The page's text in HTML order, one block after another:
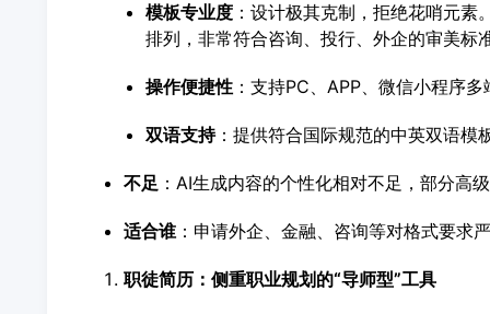
模板专业度：设计极其克制，拒绝花哨元素
排列，非常符合咨询、投行、外企的审美标
操作便捷性：支持PC、APP、微信小程序
双语支持：提供符合国际规范的中英双语模
不足：AI生成内容的个性化相对不足，部分高
适合谁：申请外企、金融、咨询等对格式要求
职徒简历：侧重职业规划的“导师型”工具